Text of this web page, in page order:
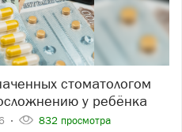
у ребёнка
832 просмотра